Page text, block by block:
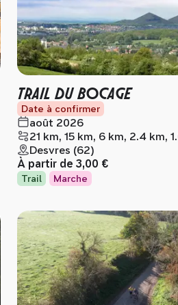
TRAIL DU BOCAGE
Date à confirmer
août 2026
21 km, 15 km, 6 km, 2.4 km,
Desvres (62)
À partir de 3,00 €
Trail Marche